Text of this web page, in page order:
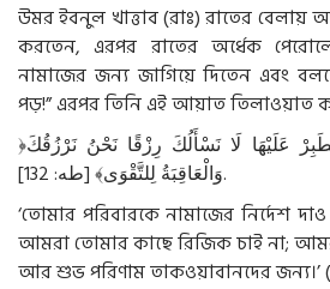
উমর ইবনুল খাত্তাব (রাঃ) রাতের বেলায়
করতেন, এরপর রাতের অর্ধেক
নামাজের জন্য জাগিয়ে দিতেন এবং
পড়!” এরপর তিনি এই আয়াত তিলাওয়াত
﴿وَأْمُرْ أَهْلَكَ بِالصَّلَاةِ وَاصْطَبِرْ عَلَيْهَا لَا نَسْأَلُكَ رِزْقًا نَحْنُ نَرْزُقُكَ
وَالْعَاقِبَةُ لِلتَّقْوَى﴾ [طه: 132].
‘তোমার পরিবারকে নামাজের নির্দেশ
আমরা তোমার কাছে রিজিক চাই না;
আর শুভ পরিণাম তাকওয়াবানদের জন্য।’